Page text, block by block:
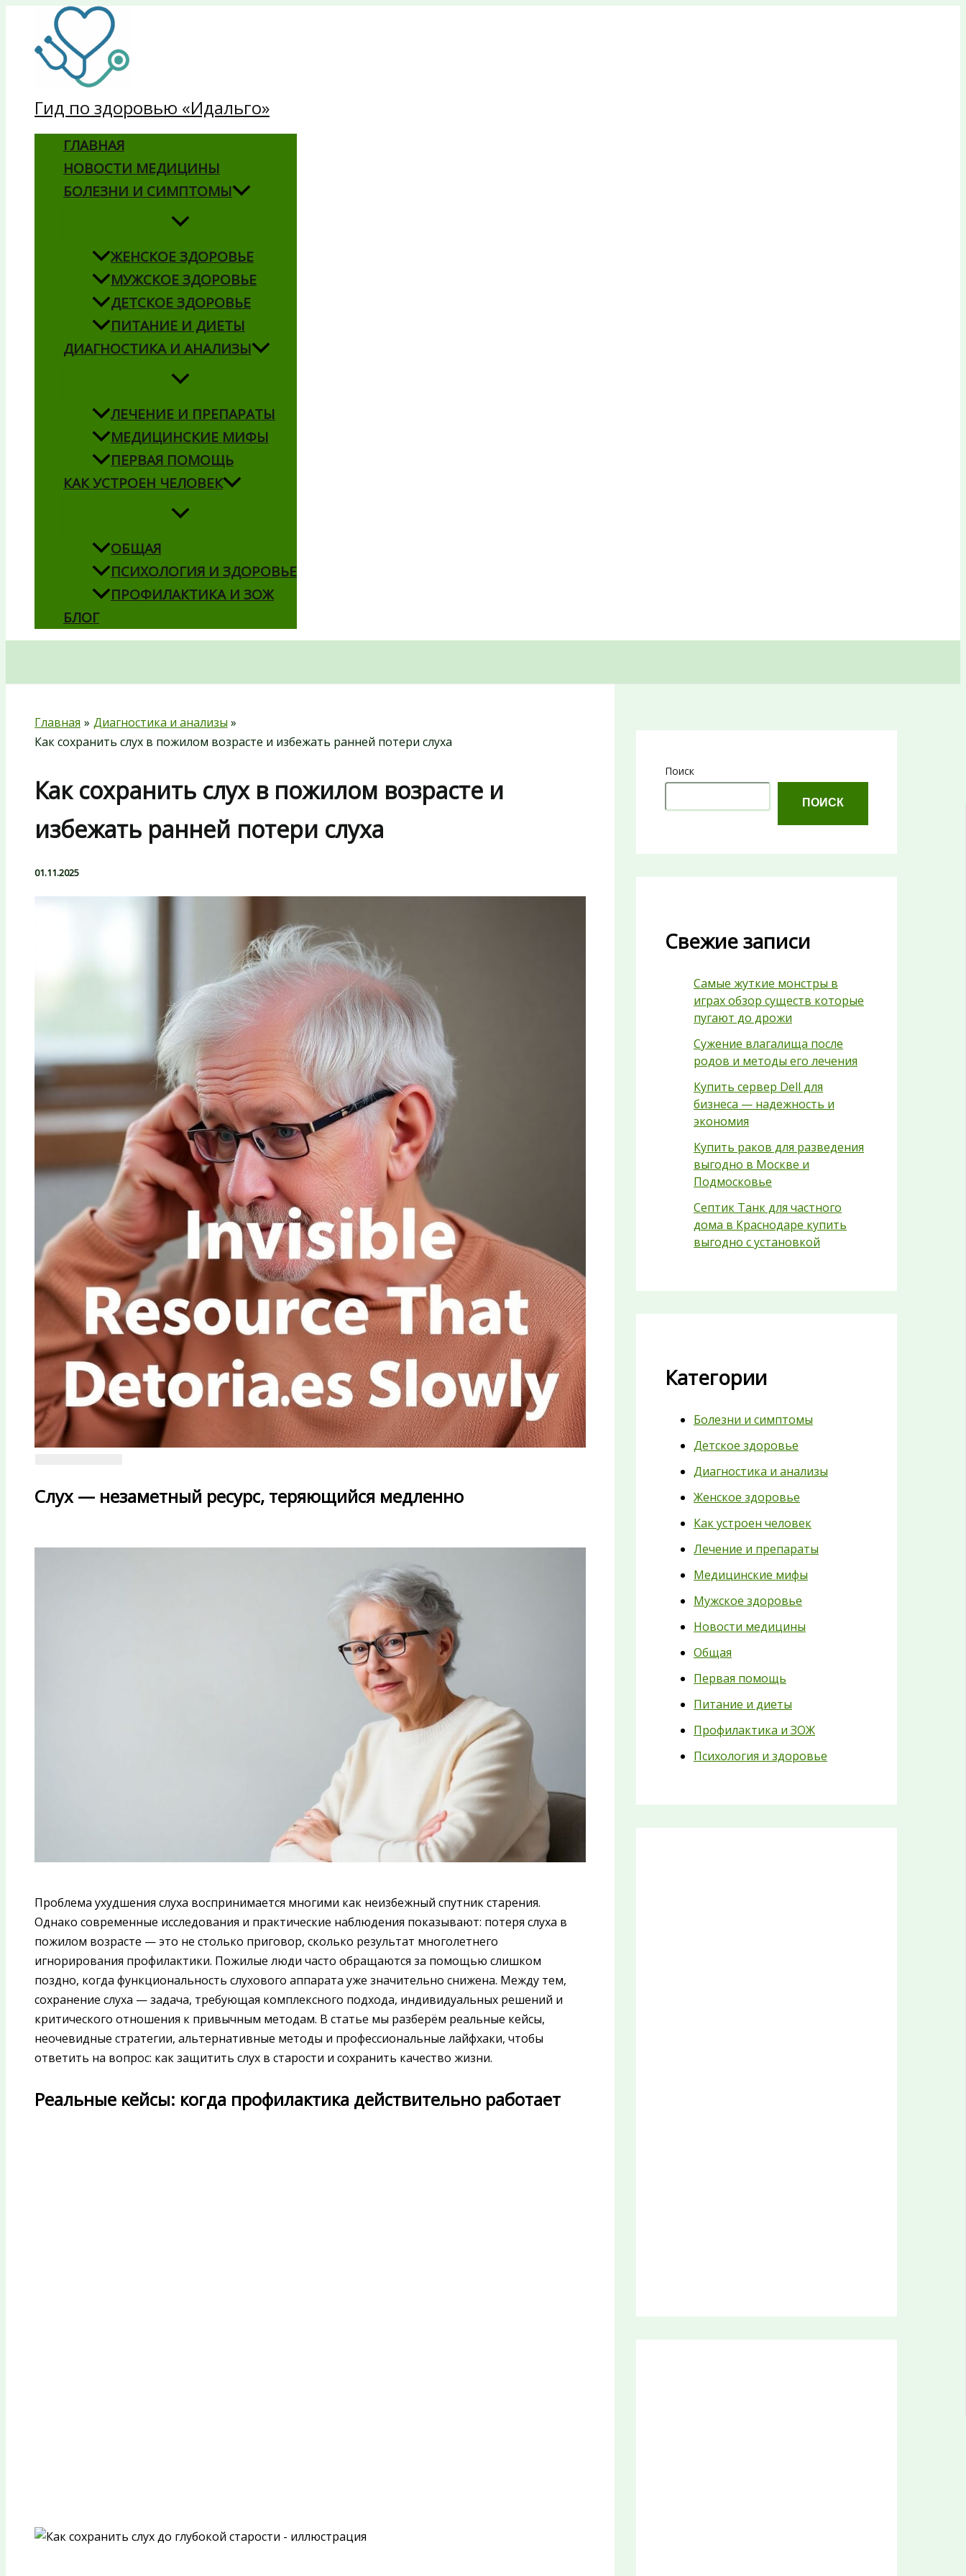
содержимому
Гид по здоровью «Идальго»
ГЛАВНАЯ
НОВОСТИ МЕДИЦИНЫ
БОЛЕЗНИ И СИМПТОМЫ
ЖЕНСКОЕ ЗДОРОВЬЕ
МУЖСКОЕ ЗДОРОВЬЕ
ДЕТСКОЕ ЗДОРОВЬЕ
ПИТАНИЕ И ДИЕТЫ
ДИАГНОСТИКА И АНАЛИЗЫ
ЛЕЧЕНИЕ И ПРЕПАРАТЫ
МЕДИЦИНСКИЕ МИФЫ
ПЕРВАЯ ПОМОЩЬ
КАК УСТРОЕН ЧЕЛОВЕК
ОБЩАЯ
ПСИХОЛОГИЯ И ЗДОРОВЬЕ
ПРОФИЛАКТИКА И ЗОЖ
БЛОГ
Главная
Диагностика и анализы
Как сохранить слух в пожилом возрасте и избежать ранней потери слуха
Как сохранить слух в пожилом возрасте и
избежать ранней потери слуха
01.11.2025
Слух — незаметный ресурс, теряющийся медленно
Проблема ухудшения слуха воспринимается многими как неизбежный спутник старения.
Однако современные исследования и практические наблюдения показывают: потеря слуха в
пожилом возрасте — это не столько приговор, сколько результат многолетнего
игнорирования профилактики. Пожилые люди часто обращаются за помощью слишком
поздно, когда функциональность слухового аппарата уже значительно снижена. Между тем,
сохранение слуха — задача, требующая комплексного подхода, индивидуальных решений и
критического отношения к привычным методам. В статье мы разберём реальные кейсы,
неочевидные стратегии, альтернативные методы и профессиональные лайфхаки, чтобы
ответить на вопрос: как защитить слух в старости и сохранить качество жизни.
Реальные кейсы: когда профилактика действительно работает
Поиск
ПОИСК
Свежие записи
Самые жуткие монстры в
играх обзор существ которые
пугают до дрожи
Сужение влагалища после
родов и методы его лечения
Купить сервер Dell для
бизнеса — надежность и
экономия
Купить раков для разведения
выгодно в Москве и
Подмосковье
Септик Танк для частного
дома в Краснодаре купить
выгодно с установкой
Категории
Болезни и симптомы
Детское здоровье
Диагностика и анализы
Женское здоровье
Как устроен человек
Лечение и препараты
Медицинские мифы
Мужское здоровье
Новости медицины
Общая
Первая помощь
Питание и диеты
Профилактика и ЗОЖ
Психология и здоровье